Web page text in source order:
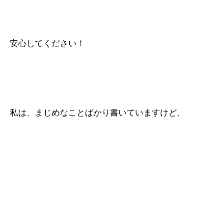
安心してください！
私は、まじめなことばかり書いていますけど、